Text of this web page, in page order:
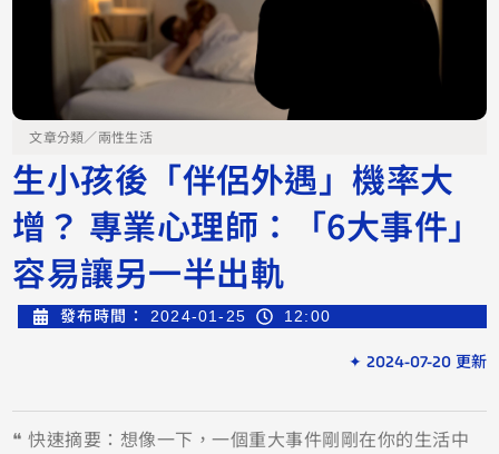
文章分類／兩性生活
生小孩後「伴侶外遇」機率大
增？ 專業心理師：「6大事件」
容易讓另一半出軌
發布時間： 2024-01-25 12:00
✦ 2024-07-20 更新
❝ 快速摘要：想像一下，一個重大事件剛剛在你的生活中